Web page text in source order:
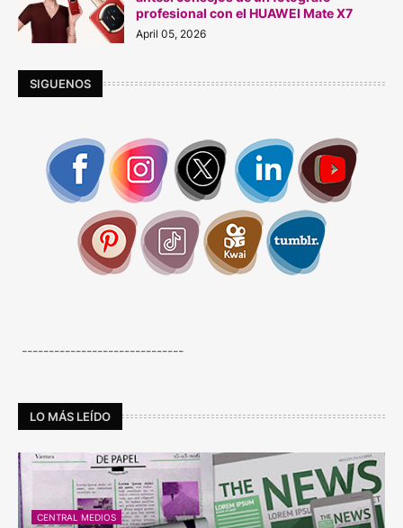
profesional con el HUAWEI Mate X7
April 05, 2026
SIGUENOS
------------------------------
LO MÁS LEÍDO
CENTRAL MEDIOS